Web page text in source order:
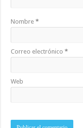
Nombre*
Correo electrónico*
Web